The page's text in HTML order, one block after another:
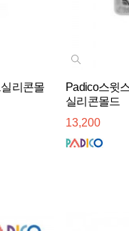
리콘몰
Padico스윗
실리콘몰드
13,200